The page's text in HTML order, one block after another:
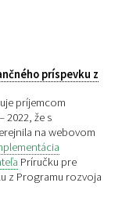
príspevku z
príjemcom
2022, že s
na webovom
Príručku pre
z Programu rozvoja